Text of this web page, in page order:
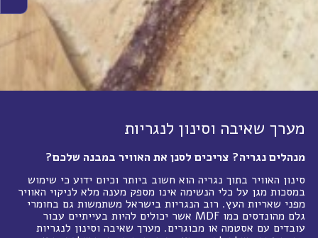
מערך שאיבה וסינון לנגריות
מנהלים נגריה? צריכים לסנן את האוויר במבנה שלכם?
סינון האוויר בתוך נגריה הוא חשוב ביותר וכיום ידוע כי שימוש
במסכות מגן על כלי הנשימה אינו מספק מענה מלא לניקוי האוויר
מפני שאריות העץ. רוב הנגריות בישראל משתמשות גם בחומרי
גלם מהונדסים כמו MDF אשר יכולים להיות בעייתיים עבור
עובדים עם אסטמה או מבוגרים. מערך שאיבה וסינון לנגריות